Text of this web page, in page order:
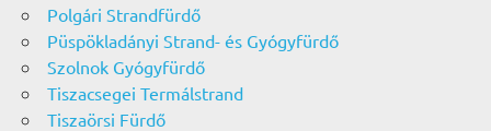
Polgári Strandfürdő
Püspökladányi Strand- és Gyógyfürdő
Szolnok Gyógyfürdő
Tiszacsegei Termálstrand
Tiszaörsi Fürdő